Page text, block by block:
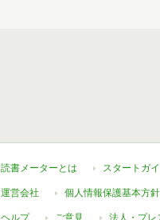
読書メーターとは スタートガ
運営会社 個人情報保護基本方針